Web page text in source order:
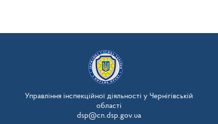
Управління інспекційної діяльності у Чернігівській
області
dsp@cn.dsp.gov.ua